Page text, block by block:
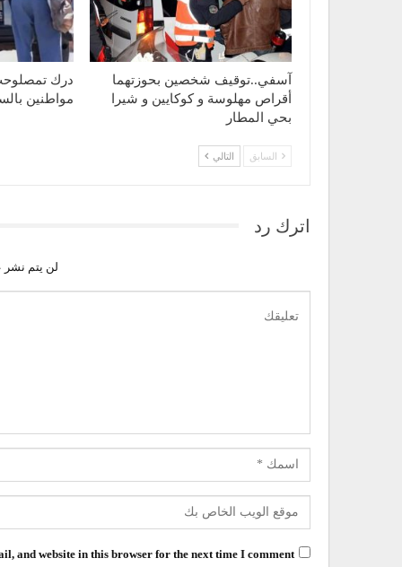
آسفي..توقيف شخصين بحوزتهما
أقراص مهلوسة و كوكايين و شيرا
بحي المطار
درك
مواطنين
السابق التالي
اترك رد
لن يتم نشر
and website in this browser for the next time I comment.